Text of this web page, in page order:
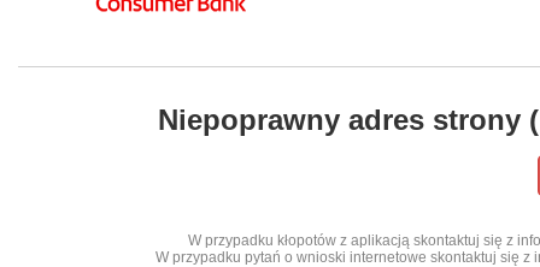
Niepoprawny adres strony
W przypadku kłopotów z aplikacją skontaktuj się z
W przypadku pytań o wnioski internetowe skontaktuj się